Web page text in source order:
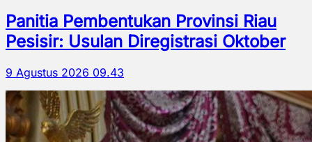
Panitia Pembentukan Provinsi Riau
Pesisir: Usulan Diregistrasi Oktober
9 Agustus 2026 09.43